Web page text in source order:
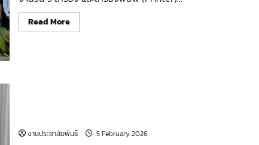
Read MoreRead
more
2569
งานประชาสัมพันธ์ 5 February 2026